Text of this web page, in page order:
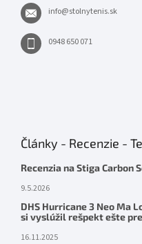
info@stolnytenis.sk
0948 650 071
Články - Recenzie -
Recenzia na Stiga Carbon
9.5.2026
DHS Hurricane 3 Neo Ma
si vyslúžil rešpekt ešte
16.11.2025